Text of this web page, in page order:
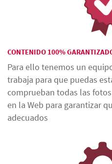
CONTENIDO 100%
Para ello tenemos un
trabaja para que puedas
comprueban todas las
en la Web para garantizar
adecuados